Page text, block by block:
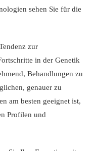
sehen Sie für die
zur
in der Genetik
Behandlungen zu
genauer zu
am besten geeignet ist,
Profilen und